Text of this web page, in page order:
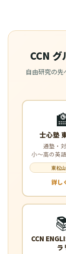
CCN
自由研究の
士心塾
通塾・
小〜高の英
東松
詳し
CCN
ラ